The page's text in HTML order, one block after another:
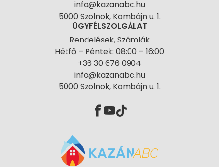
info@kazanabc.hu
5000 Szolnok, Kombájn u. 1.
ÜGYFÉLSZOLGÁLAT
Rendelések, Számlák
Hétfő – Péntek: 08:00 – 16:00
+36 30 676 0904
info@kazanabc.hu
5000 Szolnok, Kombájn u. 1.